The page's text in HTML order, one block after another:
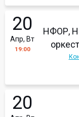
20
Апр, Вт
19:00
НФОР,
20